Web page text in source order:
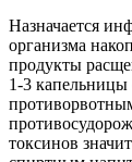
Назначается
организма
продукты
1-3 капельницы
токсинов